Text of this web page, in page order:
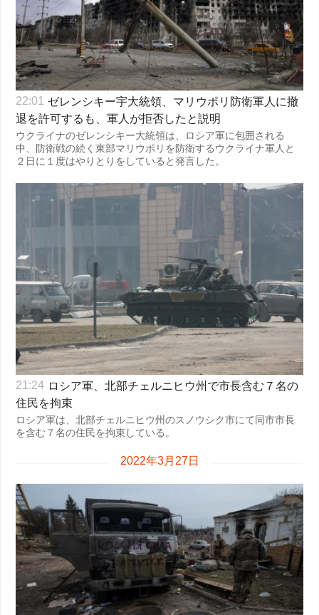
22:01
ゼレンシキー宇大統領、マリウポリ防衛軍人に撤
退を許可するも、軍人が拒否したと説明
ウクライナのゼレンシキー大統領は、ロシア軍に包囲される
中、防衛戦の続く東部マリウポリを防衛するウクライナ軍人と
２日に１度はやりとりをしていると発言した。
21:24 ロシア軍、北部チェルニヒウ州で市長含む７名の
住民を拘束
ロシア軍は、北部チェルニヒウ州のスノウシク市にて同市市長
を含む７名の住民を拘束している。
2022年3月27日